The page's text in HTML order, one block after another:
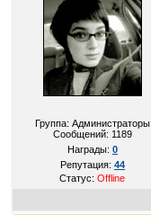
Группа: Администраторы
Сообщений: 1189
Награды: 0
Репутация: 44
Статус:Offline